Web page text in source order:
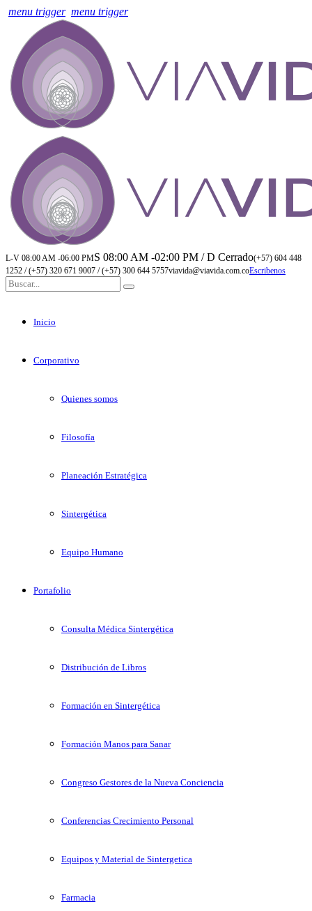
menu trigger menu trigger
L-V 08:00 AM -06:00 PMS 08:00 AM -02:00 PM / D Cerrado(+57) 604 448
1252 / (+57) 320 671 9007 / (+57) 300 644 5757viavida@viavida.com.coEscribenos
Inicio
Corporativo
Quienes somos
Filosofía
Planeación Estratégica
Sintergética
Equipo Humano
Portafolio
Consulta Médica Sintergética
Distribución de Libros
Formación en Sintergética
Formación Manos para Sanar
Congreso Gestores de la Nueva Conciencia
Conferencias Crecimiento Personal
Equipos y Material de Sintergetica
Farmacia